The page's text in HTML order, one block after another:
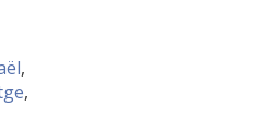
,
,